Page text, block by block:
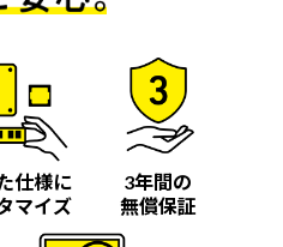
仕様に
マイズ
3年間の
無償保証